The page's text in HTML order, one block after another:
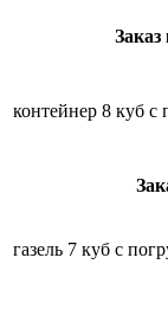
Заказ
контейнер 8 куб с
газель 7 куб с